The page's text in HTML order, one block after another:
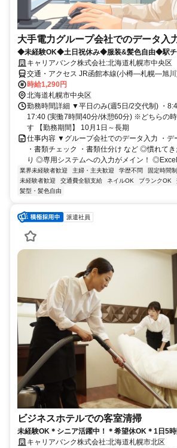
大手電力グループ会社でのデータ入
◆未経験OK◆土日祝休み◆服装&髪色自由◆駅チ
キャリアバンク株式会社:北海道札幌市中央区
交通・アクセス JR函館本線(小樽―札幌―旭川
JR札沼線桑園（徒歩3分）
時給1,290円
北海道札幌市中央区
勤務時間詳細 ▼平日のみ(週5日/2交代制) ・
17:40 (実働7時間40分/休憩60分) ※どちらの
す 【勤務期間】 10月1日～長期
仕事内容 ▼グループ会社でのデータ入力 ・デ
・書類チェック ・書類仕分け など ◎慣れて
り ◎専用システムへの入力がメイン！
業界未経験者歓迎 主婦・主夫歓迎 学歴不問 固定時間制
未経験者歓迎
交通費全額支給 ネイルOK ブランクOK
髪型・髪色自由
派遣社員
ビジネスホテルでの客室清掃
未経験OK＊シニア活躍中！＊希望休OK＊1日5
キャリアバンク株式会社:北海道札幌市北区